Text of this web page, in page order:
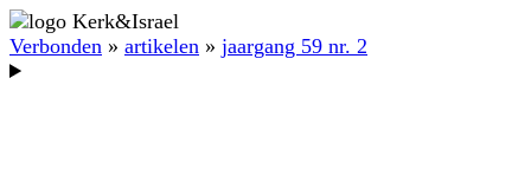
Verbonden » artikelen » jaargang 59 nr. 2